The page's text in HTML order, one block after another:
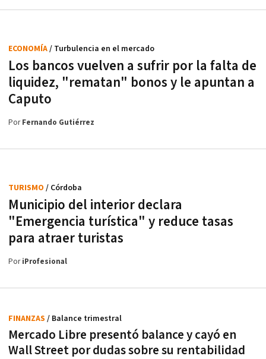
Los bancos vuelven a sufrir por la falta de
liquidez, "rematan" bonos y le apuntan a
Caputo
ECONOMÍA/ Turbulencia en el mercado
PorFernando Gutiérrez
Municipio del interior declara
"Emergencia turística" y reduce tasas
para atraer turistas
TURISMO / Córdoba
PoriProfesional
Mercado Libre presentó balance y cayó en
Wall Street por dudas sobre su rentabilidad
FINANZAS / Balance trimestral